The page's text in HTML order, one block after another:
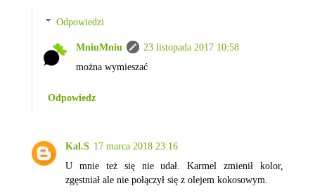
Odpowiedzi
MniuMniu
23 listopada 2017 10:58
można wymieszać
Odpowiedz
Kal.S 17 marca 2018 23:16
U mnie też się nie udał. Karmel zmienił kolor,
zgęstniał ale nie połączył się z olejem kokosowym.